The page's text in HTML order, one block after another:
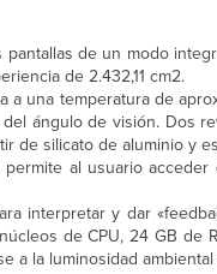
de un modo
de 2.432,11 cm2.
a una temperatura de
ángulo de visión. Dos
de silicato de aluminio y
al usuario
interpretar y dar
de CPU, 24 GB
a la luminosidad